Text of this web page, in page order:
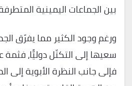
بين الجماعات اليمينية
ورغم وجود الكثير مما يفرّق
سعيها إلى التكتّل دوليًّا، فثمة
فإلى جانب النظرة الأبوية إلى